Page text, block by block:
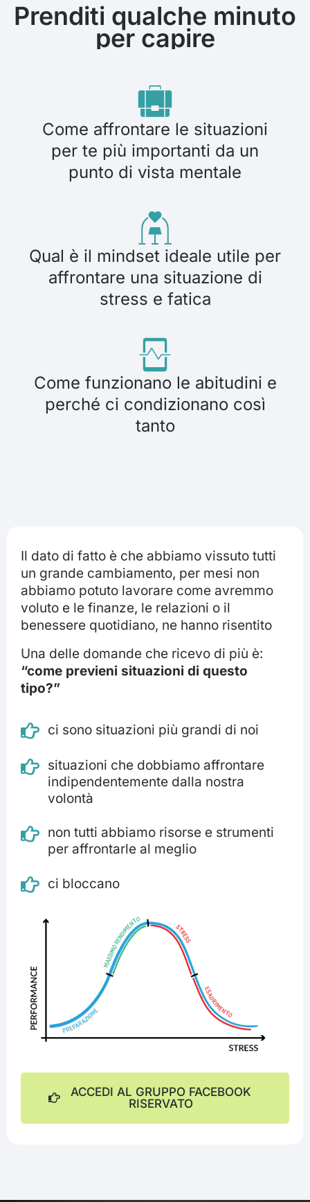
Prenditi qualche minuto
per capire
Come affrontare le situazioni
per te più importanti da un
punto di vista mentale
Qual è il mindset ideale utile per
affrontare una situazione di
stress e fatica
Come funzionano le abitudini e
perché ci condizionano così
tanto
Il dato di fatto è che abbiamo vissuto tutti
un grande cambiamento, per mesi non
abbiamo potuto lavorare come avremmo
voluto e le finanze, le relazioni o il
benessere quotidiano, ne hanno risentito
Una delle domande che ricevo di più è:
“come previeni situazioni di questo
tipo?”
ci sono situazioni più grandi di noi
situazioni che dobbiamo affrontare
indipendentemente dalla nostra
volontà
non tutti abbiamo risorse e strumenti
per affrontarle al meglio
ci bloccano
ACCEDI AL GRUPPO FACEBOOK
RISERVATO